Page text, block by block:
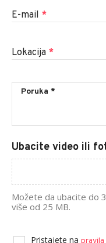
E-mail *
Lokacija *
Ubacite video ili
Možete da ubacite do
više od 25 MB.
Pristajete na